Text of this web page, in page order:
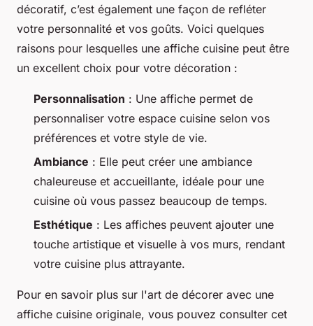
décoratif, c’est également une façon de refléter
votre personnalité et vos goûts. Voici quelques
raisons pour lesquelles une affiche cuisine peut être
un excellent choix pour votre décoration :
Personnalisation : Une affiche permet de
personnaliser votre espace cuisine selon vos
préférences et votre style de vie.
Ambiance : Elle peut créer une ambiance
chaleureuse et accueillante, idéale pour une
cuisine où vous passez beaucoup de temps.
Esthétique : Les affiches peuvent ajouter une
touche artistique et visuelle à vos murs, rendant
votre cuisine plus attrayante.
Pour en savoir plus sur l'art de décorer avec une
affiche cuisine originale, vous pouvez consulter cet